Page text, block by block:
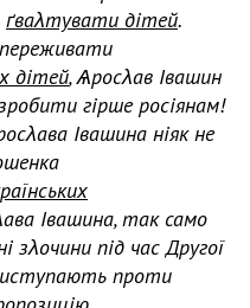
ґваλтувати дітей.
дітей, Ѧросλав Івашин
гірше росіянам!
Івашина ніяк не
Івашина, так само
зλочини під час Другої
проти